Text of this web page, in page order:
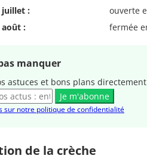
juillet :
ouverte
:
fermée
manquer
astuces et bons plans
Je m'abonne
sur notre politique de confidentialité
de la crèche